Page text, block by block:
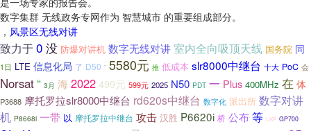
数字集群 无线政务专网作为 智慧城市 的重要组成部分。
， 风景区无线对讲
致力于0 没 防爆对讲机 数字无线对讲室内全向吸顶天线 国务院 同
1日 LTE 信息化局 了 D50 ” 5580元 推 低成本 slr8000中继台 十大 PoC 会
Norsat“ 3月 海2022499元 599元 2025 N50 PDT 一 Plus 400MHz 在 体
P3688 摩托罗拉slr8000中继台 rd620s中继台 数字化 派出所 数字对讲
机 P8668i 一带 以 摩托罗拉中继台 攻击 汉胜 P6620i 桥 公布等 LKP GP700